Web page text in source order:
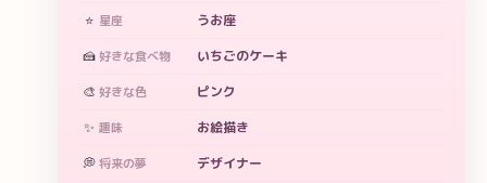
⭐ 星座
うお座
🍰 好きな食べ物
いちごのケーキ
🎨 好きな色
ピンク
✨ 趣味
お絵描き
💭 将来の夢
デザイナー